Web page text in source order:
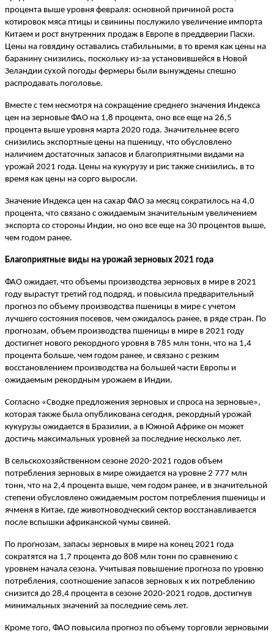
процента выше уровня февраля: основной причиной роста
котировок мяса птицы и свинины послужило увеличение импорта
Китаем и рост внутренних продаж в Европе в преддверии Пасхи.
Цены на говядину оставались стабильными, в то время как цены на
баранину снизились, поскольку из-за установившейся в Новой
Зеландии сухой погоды фермеры были вынуждены спешно
распродавать поголовье.
Вместе с тем несмотря на сокращение среднего значения Индекса
цен на зерновые ФАО на 1,8 процента, оно все еще на 26,5
процента выше уровня марта 2020 года. Значительнее всего
снизились экспортные цены на пшеницу, что обусловлено
наличием достаточных запасов и благоприятными видами на
урожай 2021 года. Цены на кукурузу и рис также снизились, в то
время как цены на сорго выросли.
Значение Индекса цен на сахар ФАО за месяц сократилось на 4,0
процента, что связано с ожидаемым значительным увеличением
экспорта со стороны Индии, но оно все еще на 30 процентов выше,
чем годом ранее.
Благоприятные виды на урожай зерновых 2021 года
ФАО ожидает, что объемы производства зерновых в мире в 2021
году вырастут третий год подряд, и повысила предварительный
прогноз по объему производства пшеницы в мире с учетом
лучшего состояния посевов, чем ожидалось ранее, в ряде стран. По
прогнозам, объем производства пшеницы в мире в 2021 году
достигнет нового рекордного уровня в 785 млн тонн, что на 1,4
процента больше, чем годом ранее, и связано с резким
восстановлением производства на большей части Европы и
ожидаемым рекордным урожаем в Индии.
Согласно «Сводке предложения зерновых и спроса на зерновые»,
которая также была опубликована сегодня, рекордный урожай
кукурузы ожидается в Бразилии, а в Южной Африке он может
достичь максимальных уровней за последние несколько лет.
В сельскохозяйственном сезоне 2020-2021 годов объем
потребления зерновых в мире ожидается на уровне 2 777 млн
тонн, что на 2,4 процента выше, чем годом ранее, и в значительной
степени обусловлено ожидаемым ростом потребления пшеницы и
ячменя в Китае, где животноводческий сектор восстанавливается
после вспышки африканской чумы свиней.
По прогнозам, запасы зерновых в мире на конец 2021 года
сократятся на 1,7 процента до 808 млн тонн по сравнению с
уровнем начала сезона. Учитывая повышение прогноза по уровню
потребления, соотношение запасов зерновых к их потреблению
снизится до 28,4 процента в сезоне 2020-2021 годов, достигнув
минимальных значений за последние семь лет.
Кроме того, ФАО повысила прогноз по объему торговли зерновыми